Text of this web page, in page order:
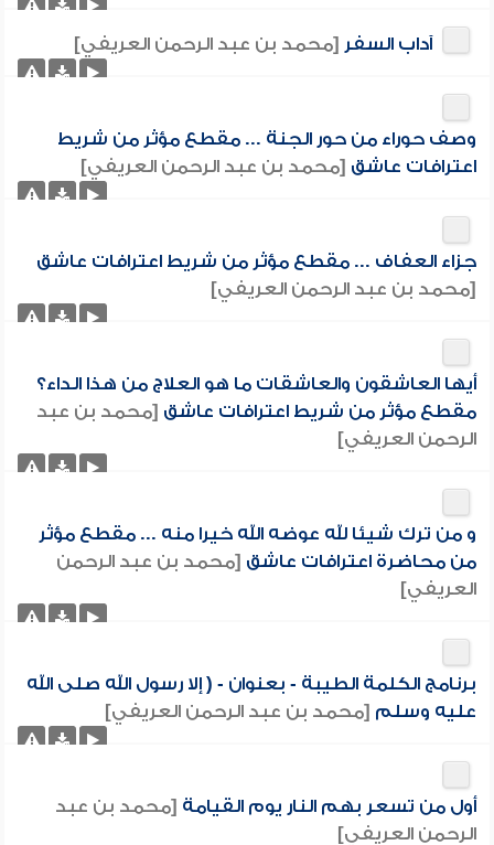
آداب السفر [محمد بن عبد الرحمن العريفي]
وصف حوراء من حور الجنة ... مقطع مؤثر من شريط
اعترافات عاشق [محمد بن عبد الرحمن العريفي]
جزاء العفاف ... مقطع مؤثر من شريط اعترافات عاشق
[محمد بن عبد الرحمن العريفي]
أيها العاشقون والعاشقات ما هو العلاج من هذا الداء؟
مقطع مؤثر من شريط اعترافات عاشق [محمد بن عبد
الرحمن العريفي]
و من ترك شيئا لله عوضه الله خيرا منه ... مقطع مؤثر
من محاضرة اعترافات عاشق [محمد بن عبد الرحمن
العريفي]
برنامج الكلمة الطيبة - بعنوان - ( إلا رسول الله صلى الله
عليه وسلم [محمد بن عبد الرحمن العريفي]
أول من تسعر بهم النار يوم القيامة [محمد بن عبد
الرحمن العريفي]